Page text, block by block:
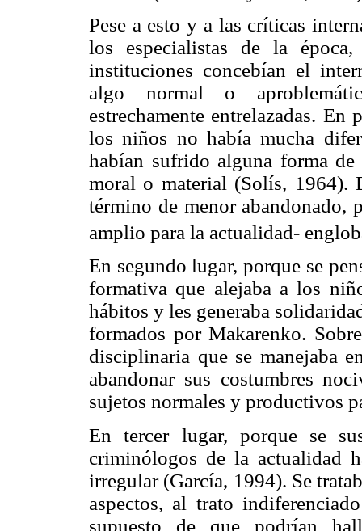
Pese a esto y a las críticas
los especialistas de la
instituciones concebían el
algo normal o
estrechamente entrelazadas.
los niños no había mucha
habían sufrido alguna forma
moral o material (Solís, 1964).
término de menor abandonado,
amplio para la actualidad-
En segundo lugar, porque se
formativa que alejaba a los
hábitos y les generaba
formados por Makarenko.
disciplinaria que se manejaba
abandonar sus costumbres
sujetos normales y productivos
En tercer lugar, porque se
criminólogos de la actualidad
irregular (García, 1994). Se
aspectos, al trato
supuesto de que podrían